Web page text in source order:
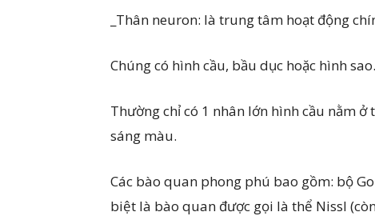
_Thân neuron: là trung tâm hoạt động
Chúng có hình cầu, bầu dục hoặc hình
Thường chỉ có 1 nhân lớn hình cầu nằm
sáng màu.
Các bào quan phong phú bao gồm: bộ
biệt là bào quan được gọi là thể Nissl